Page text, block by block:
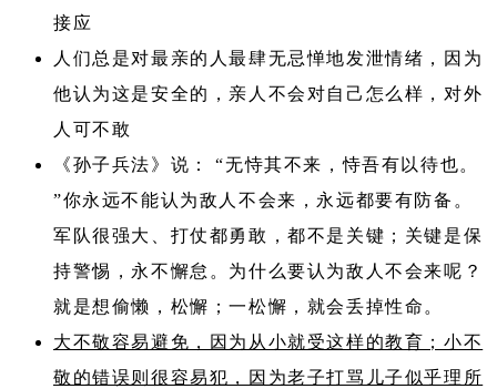
接应
人们总是对最亲的人最肆无忌惮地发泄情绪，因为
他认为这是安全的，亲人不会对自己怎么样，对外
人可不敢
《孙子兵法》说： “无恃其不来，恃吾有以待也。
”你永远不能认为敌人不会来，永远都要有防备。
军队很强大、打仗都勇敢，都不是关键；关键是保
持警惕，永不懈怠。为什么要认为敌人不会来呢？
就是想偷懒，松懈；一松懈，就会丢掉性命。
大不敬容易避免，因为从小就受这样的教育；小不
敬的错误则很容易犯，因为老子打骂儿子似乎理所